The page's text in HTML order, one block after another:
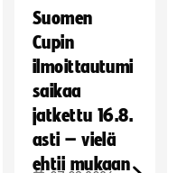
Suomen
Cupin
ilmoittautumi
saikaa
jatkettu 16.8.
asti – vielä
ehtii mukaan